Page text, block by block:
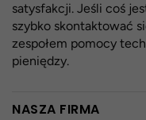
satysfakcji. Jeśli coś
szybko skontaktować
zespołem pomocy
pieniędzy.
NASZA FIRMA